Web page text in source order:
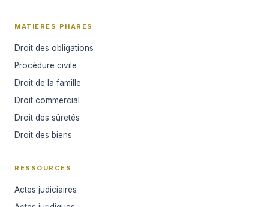
MATIÈRES PHARES
Droit des obligations
Procédure civile
Droit de la famille
Droit commercial
Droit des sûretés
Droit des biens
RESSOURCES
Actes judiciaires